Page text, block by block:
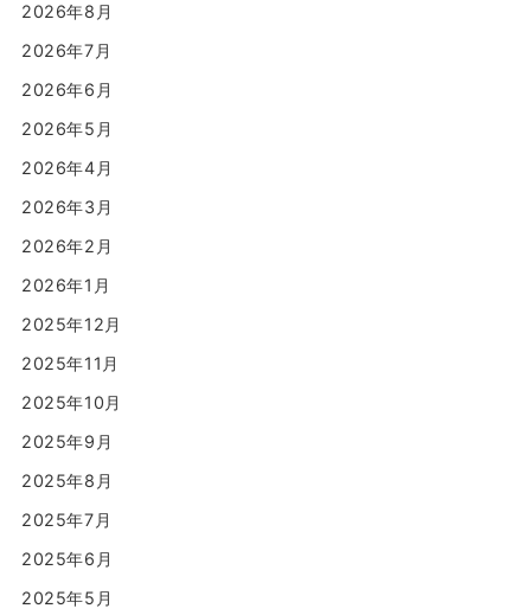
2026年8月
2026年7月
2026年6月
2026年5月
2026年4月
2026年3月
2026年2月
2026年1月
2025年12月
2025年11月
2025年10月
2025年9月
2025年8月
2025年7月
2025年6月
2025年5月